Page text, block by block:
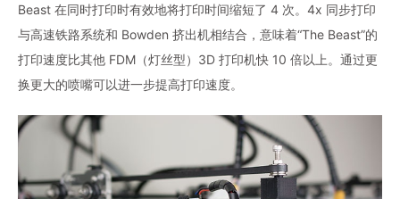
Beast 在同时打印时有效地将打印时间缩短了 4 次。4x 同步打印
与高速铁路系统和 Bowden 挤出机相结合，意味着“The Beast”的
打印速度比其他 FDM（灯丝型）3D 打印机快 10 倍以上。通过更
换更大的喷嘴可以进一步提高打印速度。